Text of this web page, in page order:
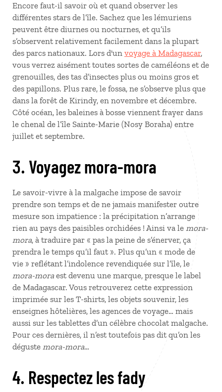
Encore faut-il savoir où et quand observer les
différentes stars de l’île. Sachez que les lémuriens
peuvent être diurnes ou nocturnes, et qu’ils
s’observent relativement facilement dans la plupart
des parcs nationaux. Lors d'un voyage à Madagascar,
vous verrez aisément toutes sortes de caméléons et de
grenouilles, des tas d’insectes plus ou moins gros et
des papillons. Plus rare, le fossa, ne s’observe plus que
dans la forêt de Kirindy, en novembre et décembre.
Côté océan, les baleines à bosse viennent frayer dans
le chenal de l’île Sainte-Marie (Nosy Boraha) entre
juillet et septembre.
3. Voyagez mora-mora
Le savoir-vivre à la malgache impose de savoir
prendre son temps et de ne jamais manifester outre
mesure son impatience : la précipitation n’arrange
rien au pays des paisibles orchidées ! Ainsi va le mora-
mora, à traduire par « pas la peine de s’énerver, ça
prendra le temps qu’il faut ». Plus qu’un « mode de
vie » reflétant l’indolence revendiquée sur l’île, le
mora-mora est devenu une marque, presque le label
de Madagascar. Vous retrouverez cette expression
imprimée sur les T-shirts, les objets souvenir, les
enseignes hôtelières, les agences de voyage… mais
aussi sur les tablettes d’un célèbre chocolat malgache.
Pour ces dernières, il n’est toutefois pas dit qu’on les
déguste mora-mora…
4. Respectez les fady